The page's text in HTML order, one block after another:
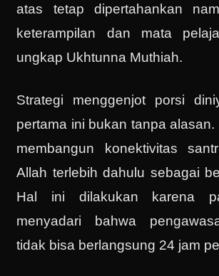
atas tetap dipertahankan
keterampilan dan mata
ungkap Ukhtunna Muthiah.
Strategi menggenjot porsi
pertama ini bukan tanpa
membangun konektivitas
Allah terlebih dahulu sebagai
Hal ini dilakukan karena
menyadari bahwa
tidak bisa berlangsung 24 jam